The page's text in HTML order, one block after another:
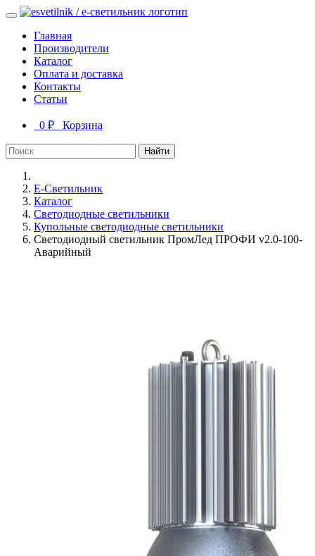
Главная
Производители
Каталог
Оплата и доставка
Контакты
Статьи
0 ₽ Корзина
Найти
Е-Светильник
Каталог
Светодиодные светильники
Купольные светодиодные светильники
Светодиодный светильник ПромЛед ПРОФИ v2.0-100-
Аварийный